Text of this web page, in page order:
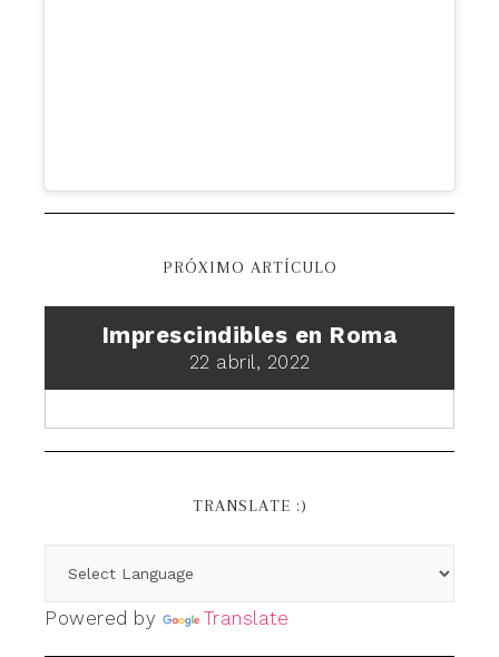
PRÓXIMO ARTÍCULO
Imprescindibles en Roma
22 abril, 2022
TRANSLATE :)
Powered by Translate